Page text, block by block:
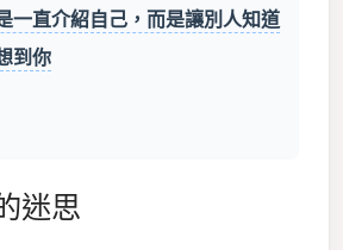
一直介紹自己，而是讓別人知道
到你
迷思